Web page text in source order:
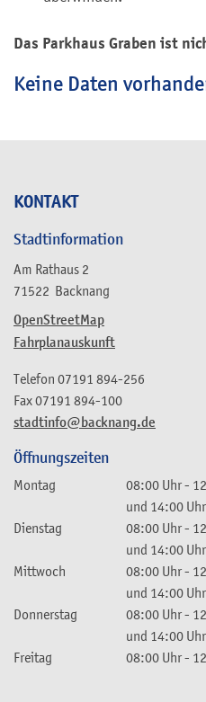
KONTAKT
Stadtinformation
Am Rathaus 2
71522 Backnang
OpenStreetMap
Fahrplanauskunft
stadtinfo@backnang.de
Telefon 07191 894-256
Fax07191 894-100
Öffnungszeiten
Montag 08:00 Uhr-
und 14:00 Uhr
Dienstag
08:00 Uhr-
und 14:00 Uhr
Mittwoch
08:00 Uhr-
und 14:00 Uhr
Donnerstag
08:00 Uhr-
und 14:00 Uhr
Freitag
08:00 Uhr-
Das Parkhaus Graben ist
Keine Daten